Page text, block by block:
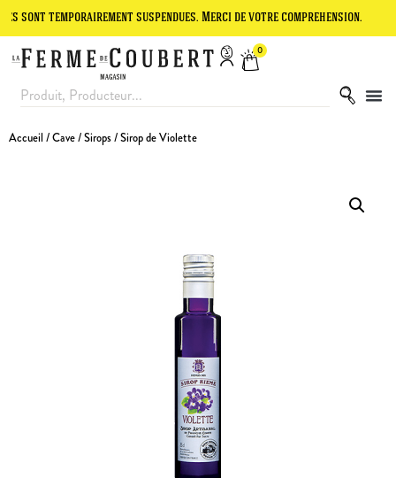
suspendues. Merci de votre compréhension. Le site
0
Accueil /Cave/Sirops/ Sirop de Violette